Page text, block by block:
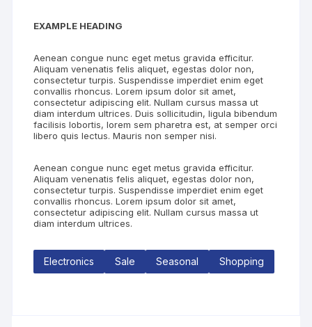
EXAMPLE HEADING
Aenean congue nunc eget metus gravida efficitur.
Aliquam venenatis felis aliquet, egestas dolor non,
consectetur turpis. Suspendisse imperdiet enim eget
convallis rhoncus. Lorem ipsum dolor sit amet,
consectetur adipiscing elit. Nullam cursus massa ut
diam interdum ultrices. Duis sollicitudin, ligula bibendum
facilisis lobortis, lorem sem pharetra est, at semper orci
libero quis lectus. Mauris non semper nisi.
Aenean congue nunc eget metus gravida efficitur.
Aliquam venenatis felis aliquet, egestas dolor non,
consectetur turpis. Suspendisse imperdiet enim eget
convallis rhoncus. Lorem ipsum dolor sit amet,
consectetur adipiscing elit. Nullam cursus massa ut
diam interdum ultrices.
Electronics Sale Seasonal Shopping